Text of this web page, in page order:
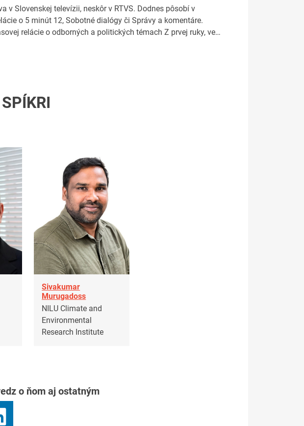
v Slovenskej televízii, neskôr v RTVS. Dodnes pôsobí v
o 5 minút 12, Sobotné dialógy či Správy a komentáre.
relácie o odborných a politických témach Z prvej ruky, ve…
Sivakumar
Murugadoss
NILU Climate and
Environmental
Research Institute
o ňom aj ostatným